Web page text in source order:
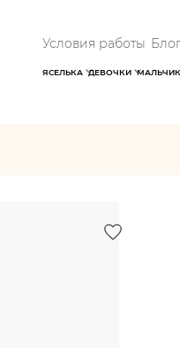
Условия работы
ЯСЕЛЬКА ДЕВОЧКИ